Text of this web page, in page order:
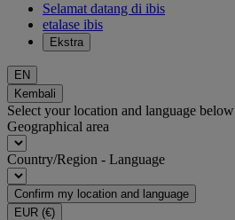
Selamat datang di ibis
etalase ibis
Ekstra
EN
Kembali
Select your location and language below
Geographical area
Country/Region - Language
Confirm my location and language
EUR (€)